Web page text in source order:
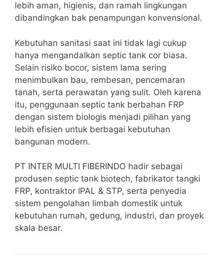
lebih aman, higienis, dan ramah lingkungan
dibandingkan bak penampungan konvensional.
Kebutuhan sanitasi saat ini tidak lagi cukup
hanya mengandalkan septic tank cor biasa.
Selain risiko bocor, sistem lama sering
menimbulkan bau, rembesan, pencemaran
tanah, serta perawatan yang sulit. Oleh karena
itu, penggunaan septic tank berbahan FRP
dengan sistem biologis menjadi pilihan yang
lebih efisien untuk berbagai kebutuhan
bangunan modern.
PT INTER MULTI FIBERINDO hadir sebagai
produsen septic tank biotech, fabrikator tangki
FRP, kontraktor IPAL & STP, serta penyedia
sistem pengolahan limbah domestik untuk
kebutuhan rumah, gedung, industri, dan proyek
skala besar.